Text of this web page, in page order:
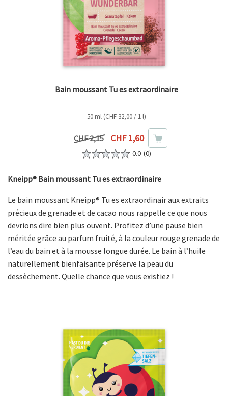
Bain moussant Tu es extraordinaire
50 ml (CHF 32,00 / 1 l)
Prix précédent
CHF 2,15 Prix actuel
CHF 1,60
0.0 (0)
Kneipp® Bain moussant Tu es extraordinaire
Le bain moussant Kneipp® Tu es extraordinair aux extraits
précieux de grenade et de cacao nous rappelle ce que nous
devrions dire bien plus ouvent. Profitez d’une pause bien
méritée grâce au parfum fruité, à la couleur rouge grenade de
l’eau du bain et à la mousse longue durée. Le bain à l’huile
naturellement bienfaisante préserve la peau du
dessèchement. Quelle chance que vous existiez !